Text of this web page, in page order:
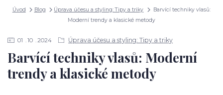
Úvod Blog Úprava účesu a styling: Tipy a triky
Barvící techniky vlasů:
Moderní trendy a klasické metody
01 10 2024 Úprava účesu a styling: Tipy a triky
Barvící techniky vlasů: Moderní
trendy a klasické metody